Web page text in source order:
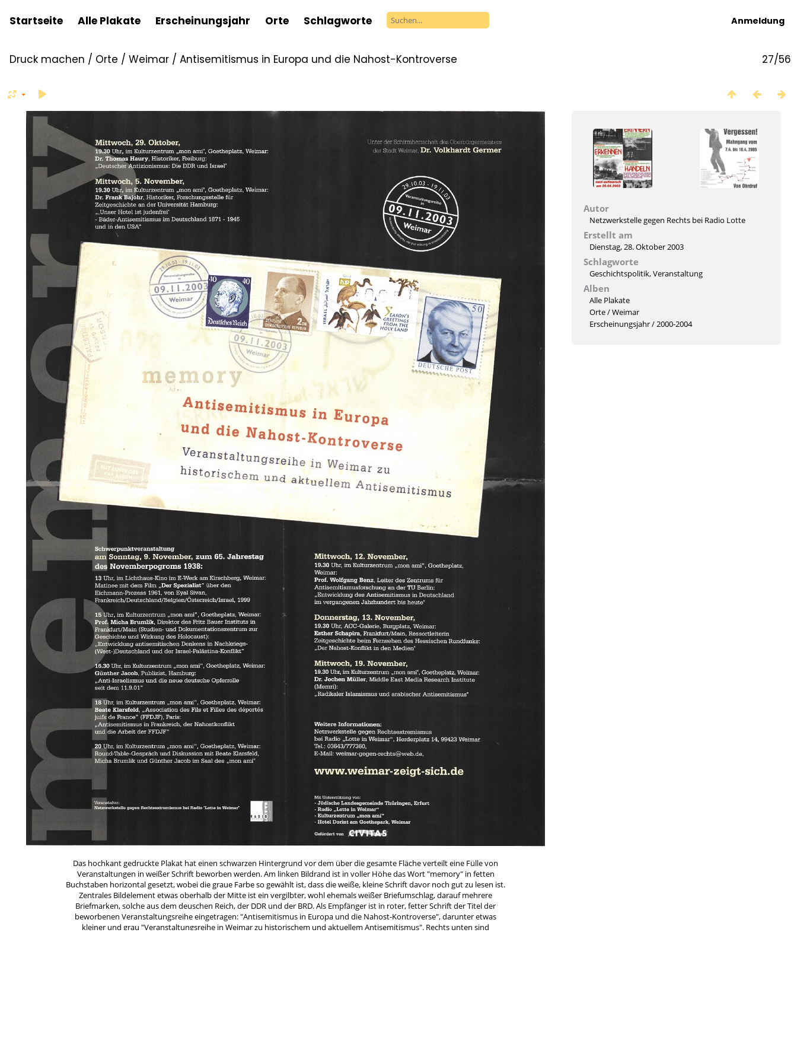
Startseite Alle Plakate Erscheinungsjahr Orte Schlagworte Anmeldung
27/56
Druck machen / Orte / Weimar / Antisemitismus in Europa und die Nahost-Kontroverse
Das hochkant gedruckte Plakat hat einen schwarzen Hintergrund vor dem über die gesamte Fläche verteilt eine Fülle von
Veranstaltungen in weißer Schrift beworben werden. Am linken Bildrand ist in voller Höhe das Wort "memory" in fetten
Buchstaben horizontal gesetzt, wobei die graue Farbe so gewählt ist, dass die weiße, kleine Schrift davor noch gut zu lesen ist.
Zentrales Bildelement etwas oberhalb der Mitte ist ein vergilbter, wohl ehemals weißer Briefumschlag, darauf mehrere
Briefmarken, solche aus dem deuschen Reich, der DDR und der BRD. Als Empfänger ist in roter, fetter Schrift der Titel der
beworbenen Veranstaltungsreihe eingetragen: "Antisemitismus in Europa und die Nahost-Kontroverse", darunter etwas
kleiner und grau "Veranstaltungsreihe in Weimar zu historischem und aktuellem Antisemitismus". Rechts unten sind
Autor
Netzwerkstelle gegen Rechts bei Radio Lotte
Erstellt am
Dienstag, 28. Oktober 2003
Schlagworte
Geschichtspolitik,Veranstaltung
Alben
Alle Plakate
Orte/Weimar
Erscheinungsjahr/2000-2004